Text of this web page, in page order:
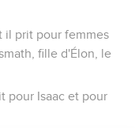
il prit pour femmes
fille d'Élon, le
pour Isaac et pour